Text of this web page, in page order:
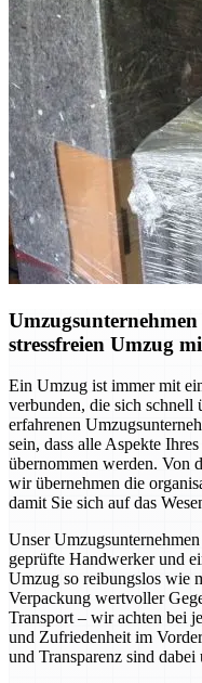
stressfreien Umzug
Ein Umzug ist immer mit
verbunden, die sich schnell
erfahrenen
sein, dass alle Aspekte
übernommen werden. Von
wir übernehmen die
damit Sie sich auf das
Unser
geprüfte Handwerker und
Umzug so reibungslos wie
Verpackung wertvoller
Transport – wir achten bei
und Zufriedenheit im
und Transparenz sind dabei